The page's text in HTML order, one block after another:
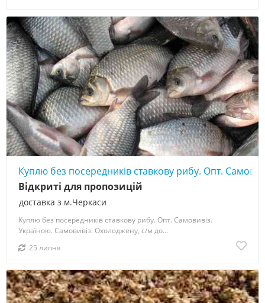
Куплю без посередників ставкову рибу. Опт.
доставка з м.Черкаси
Відкриті для пропозицій
Куплю без посередників ставкову рибу. Опт. Самовивіз.
Україною. Самовивіз. Охолоджену, с/м до...
25 липня